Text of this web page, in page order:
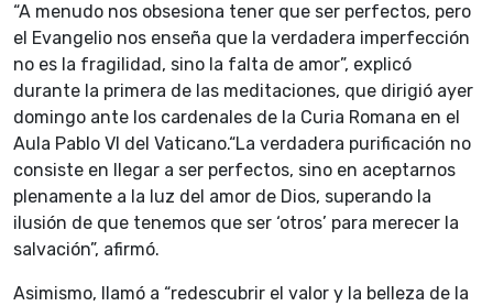
“A menudo nos obsesiona tener que ser perfectos, pero
el Evangelio nos enseña que la verdadera imperfección
no es la fragilidad, sino la falta de amor”, explicó
durante la primera de las meditaciones, que dirigió ayer
domingo ante los cardenales de la Curia Romana en el
Aula Pablo VI del Vaticano.“La verdadera purificación no
consiste en llegar a ser perfectos, sino en aceptarnos
plenamente a la luz del amor de Dios, superando la
ilusión de que tenemos que ser ‘otros’ para merecer la
salvación”, afirmó.
Asimismo, llamó a “redescubrir el valor y la belleza de la